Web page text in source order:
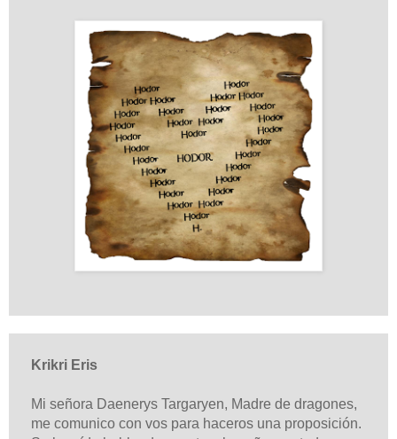
Krikri Eris
Mi señora Daenerys Targaryen, Madre de dragones,
me comunico con vos para haceros una proposición.